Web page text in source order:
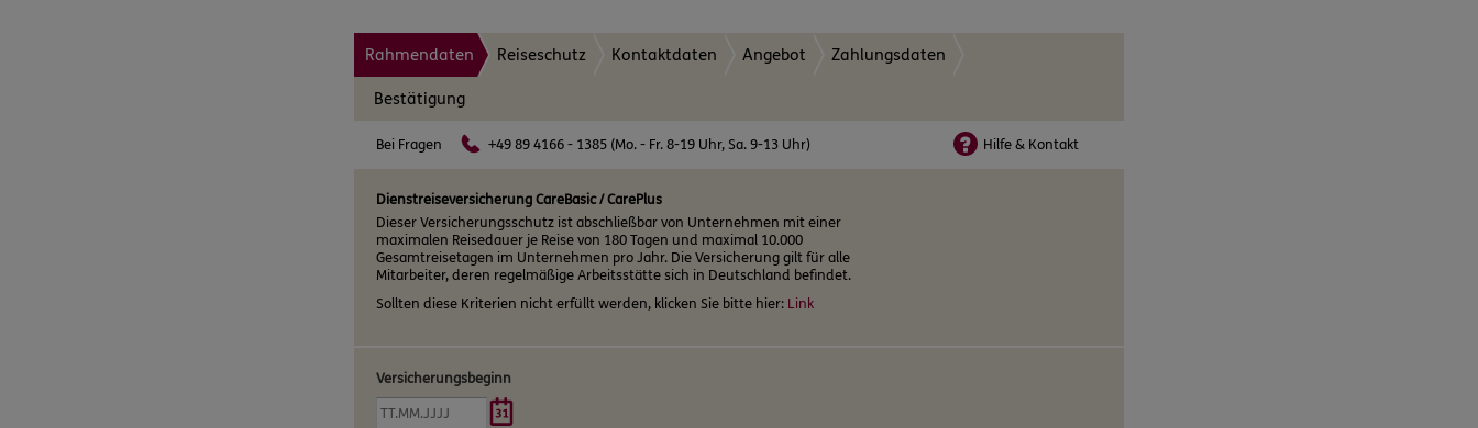
Rahmendaten Reiseschutz Kontaktdaten Angebot Zahlungsdaten
Bestätigung
Bei Fragen +49 89 4166 - 1385 (Mo. - Fr. 8-19 Uhr, Sa. 9-13 Uhr) Hilfe & Kontakt
Dienstreiseversicherung CareBasic / CarePlus
Dieser Versicherungsschutz ist abschließbar von Unternehmen mit einer
maximalen Reisedauer je Reise von 180 Tagen und maximal 10.000
Gesamtreisetagen im Unternehmen pro Jahr. Die Versicherung gilt für alle
Mitarbeiter, deren regelmäßige Arbeitsstätte sich in Deutschland befindet.
Sollten diese Kriterien nicht erfüllt werden, klicken Sie bitte hier: Link
Versicherungsbeginn